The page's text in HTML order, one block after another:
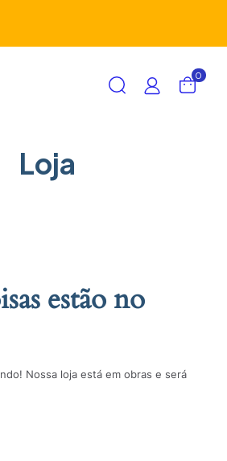
0
Loja
estão no
Nossa loja está em obras e será